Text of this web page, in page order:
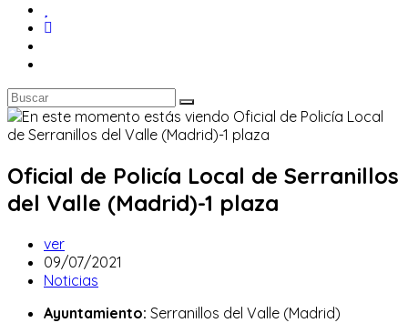
Oficial de Policía Local de Serranillos
del Valle (Madrid)-1 plaza
Autor
de
la
ver
Publicación
de
entrada:
09/07/2021
Categoría
la
Noticias
Ayuntamiento: Serranillos del Valle (Madrid)